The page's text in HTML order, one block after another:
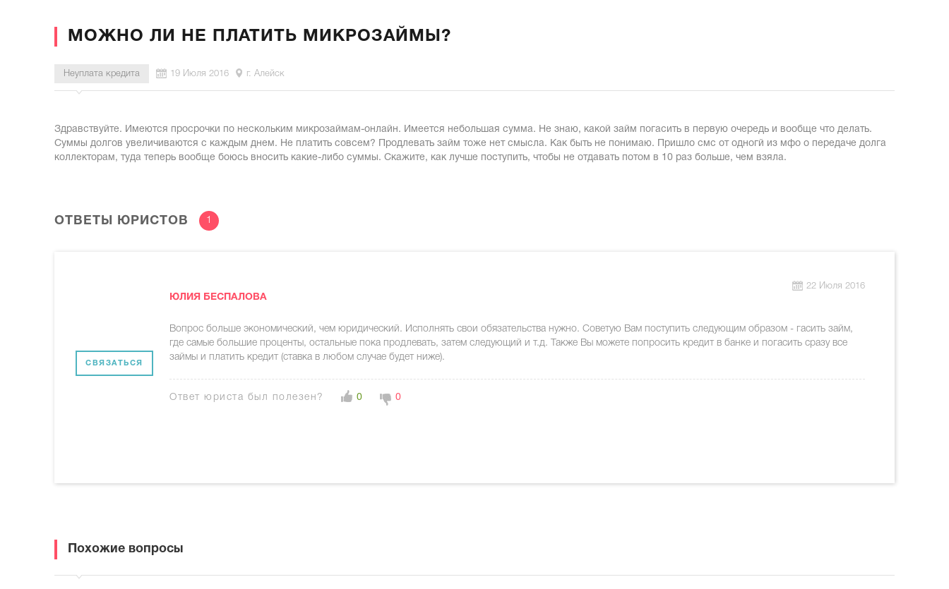
МОЖНО ЛИ НЕ ПЛАТИТЬ МИКРОЗАЙМЫ?
Неуплата кредита 19 Июля 2016 г. Алейск
Здравствуйте. Имеются просрочки по нескольким микрозаймам-онлайн. Имеется небольшая сумма. Не знаю, какой займ погасить в первую очередь и вообще что делать.
Суммы долгов увеличиваются с каждым днем. Не платить совсем? Продлевать займ тоже нет смысла. Как быть не понимаю. Пришло смс от одногй из мфо о передаче долга
коллекторам, туда теперь вообще боюсь вносить какие-либо суммы. Скажите, как лучше поступить, чтобы не отдавать потом в 10 раз больше, чем взяла.
ОТВЕТЫ ЮРИСТОВ 1
СВЯЗАТЬСЯ
ЮЛИЯ БЕСПАЛОВА
22 Июля 2016
Вопрос больше экономический, чем юридический. Исполнять свои обязательства нужно. Советую Вам поступить следующим образом - гасить займ,
где самые большие проценты, остальные пока продлевать, затем следующий и т.д. Также Вы можете попросить кредит в банке и погасить сразу все
займы и платить кредит (ставка в любом случае будет ниже).
Ответ юриста был полезен? 0 0
Похожие вопросы